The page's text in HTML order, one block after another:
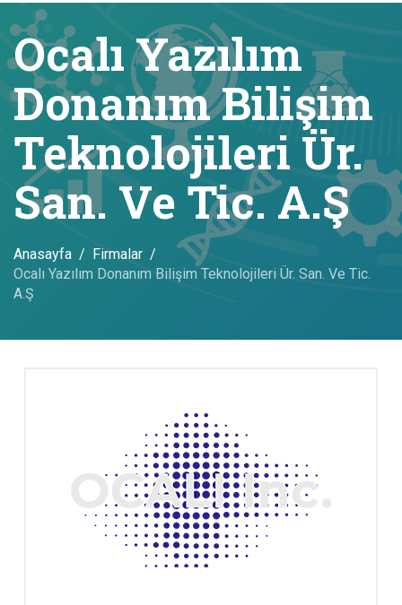
Ocalı Yazılım
Donanım Bilişim
Teknolojileri Ür.
San. Ve Tic. A.Ş
Anasayfa
Firmalar
Ocalı Yazılım Donanım Bilişim Teknolojileri Ür. San. Ve Tic.
A.Ş